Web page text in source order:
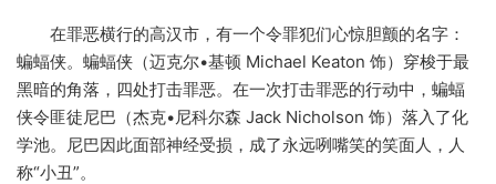
在罪恶横行的高汉市，有一个令罪犯们心惊胆颤的名字：
蝙蝠侠。蝙蝠侠（迈克尔•基顿 Michael Keaton 饰）穿梭于最
黑暗的角落，四处打击罪恶。在一次打击罪恶的行动中，蝙蝠
侠令匪徒尼巴（杰克•尼科尔森 Jack Nicholson 饰）落入了化
学池。尼巴因此面部神经受损，成了永远咧嘴笑的笑面人，人
称“小丑”。